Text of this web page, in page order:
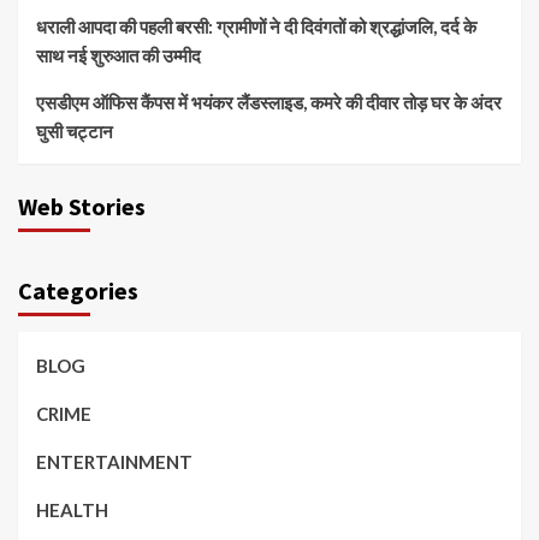
धराली आपदा की पहली बरसी: ग्रामीणों ने दी दिवंगतों को श्रद्धांजलि, दर्द के
साथ नई शुरुआत की उम्मीद
एसडीएम ऑफिस कैंपस में भयंकर लैंडस्लाइड, कमरे की दीवार तोड़ घर के अंदर
घुसी चट्टान
Web Stories
Categories
BLOG
CRIME
ENTERTAINMENT
HEALTH